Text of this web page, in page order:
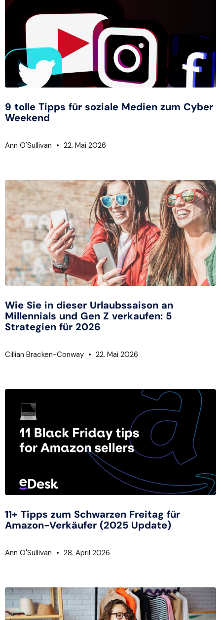
9 tolle Tipps für soziale Medien zum Cyber
Weekend
Ann O'Sullivan 22. Mai 2026
Wie Sie in dieser Urlaubssaison an
Millennials und Gen Z verkaufen: 5
Strategien für 2026
Cillian Bracken-Conway 22. Mai 2026
11+ Tipps zum Schwarzen Freitag für
Amazon-Verkäufer (2025 Update)
Ann O'Sullivan 28. April 2026